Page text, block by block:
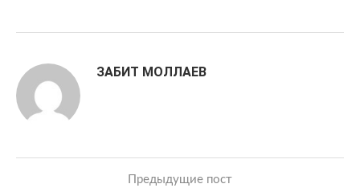
ЗАБИТ МОЛЛАЕВ
Предыдущие пост